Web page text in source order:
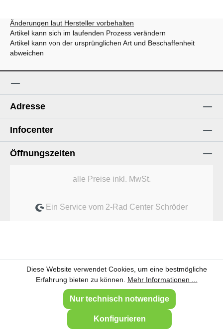
Änderungen laut Hersteller vorbehalten
Artikel kann sich im laufenden Prozess verändern
Artikel kann von der ursprünglichen Art und Beschaffenheit
abweichen
Adresse
Infocenter
Öffnungszeiten
alle Preise inkl. MwSt.
Ein Service vom 2-Rad Center Schröder
Diese Website verwendet Cookies, um eine bestmögliche
Erfahrung bieten zu können. Mehr Informationen ...
Nur technisch notwendige
Konfigurieren